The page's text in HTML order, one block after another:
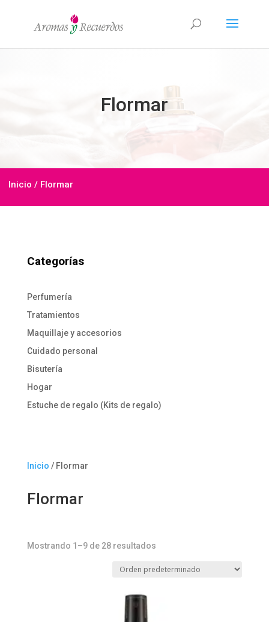
Flormar
Inicio / Flormar
Categorías
Perfumería
Tratamientos
Maquillaje y accesorios
Cuidado personal
Bisutería
Hogar
Estuche de regalo (Kits de regalo)
Inicio / Flormar
Flormar
Mostrando 1–9 de 28 resultados